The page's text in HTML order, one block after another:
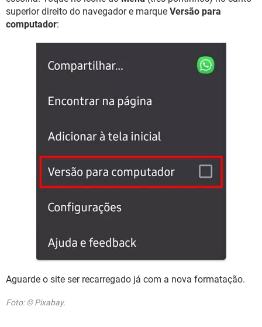
superior direito do navegador e marque Versão para
computador:
Aguarde o site ser recarregado já com a nova formatação.
Foto: © Pixabay.